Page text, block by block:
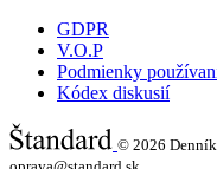
GDPR
V.O.P
Podmienky
Kódex diskusií
© 2026